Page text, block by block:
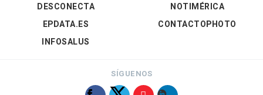
DESCONECTA
EPDATA.ES
INFOSALUS
NOTIMÉRICA
CONTACTOPHOTO
SÍGUENOS